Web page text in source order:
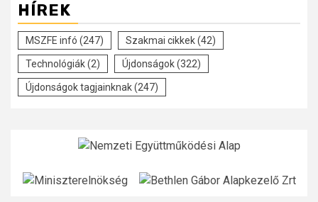
HÍREK
MSZFE infó (247) Szakmai cikkek(42)
Technológiák(2) Újdonságok(322)
Újdonságok tagjainknak(247)